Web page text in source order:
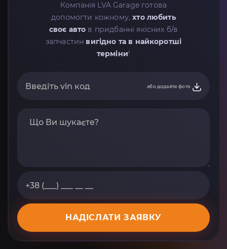
Компанія LVA Garage готова
допомогти кожному,хто любить
своє авто в придбанні якісних б/в
запчастин вигідно та в найкоротші
терміни!
або додайте фото
НАДІСЛАТИ ЗАЯВКУ